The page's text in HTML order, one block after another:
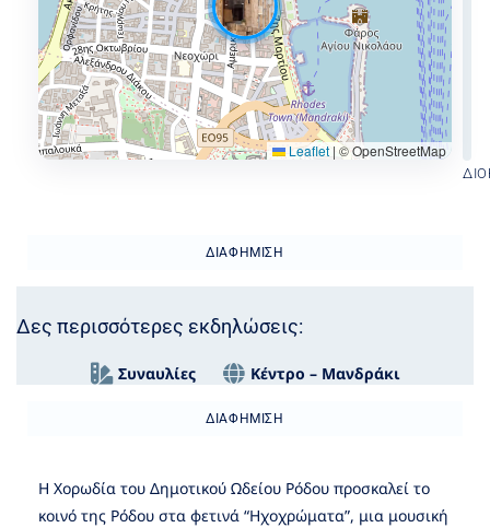
Leaflet | © OpenStreetMap
ΔΙΑΦΉΜΙΣΗ
Δες περισσότερες εκδηλώσεις:
Συναυλίες Κέντρο – Μανδράκι
ΔΙΑΦΉΜΙΣΗ
Η Χορωδία του Δημοτικού Ωδείου Ρόδου προσκαλεί το
κοινό της Ρόδου στα φετινά “Ηχοχρώματα”, μια μουσική